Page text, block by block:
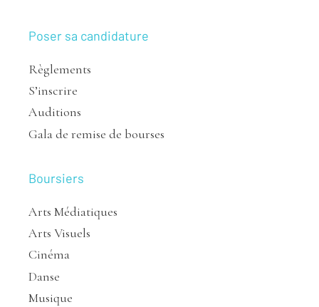
Poser sa candidature
Règlements
S’inscrire
Auditions
Gala de remise de bourses
Boursiers
Arts Médiatiques
Arts Visuels
Cinéma
Danse
Musique